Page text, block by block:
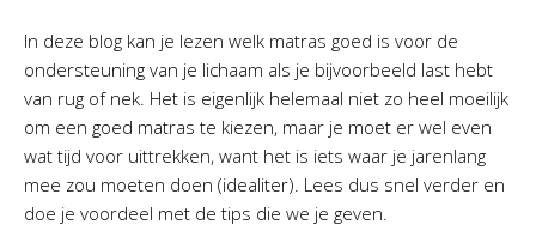
In deze blog kan je lezen welk matras goed is voor de
ondersteuning van je lichaam als je bijvoorbeeld last hebt
van rug of nek. Het is eigenlijk helemaal niet zo heel moeilijk
om een goed matras te kiezen, maar je moet er wel even
wat tijd voor uittrekken, want het is iets waar je jarenlang
mee zou moeten doen (idealiter). Lees dus snel verder en
doe je voordeel met de tips die we je geven.